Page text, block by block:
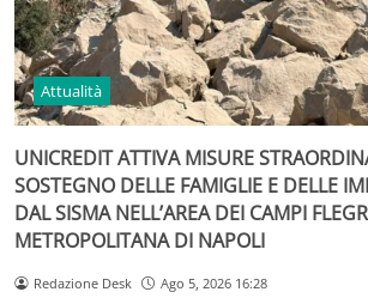
Attualità
UNICREDIT ATTIVA MISURE
SOSTEGNO DELLE FAMIGLIE E DELLE
DAL SISMA NELL’AREA DEI CAMPI
METROPOLITANA DI NAPOLI
Redazione Desk Ago 5, 2026 16:28